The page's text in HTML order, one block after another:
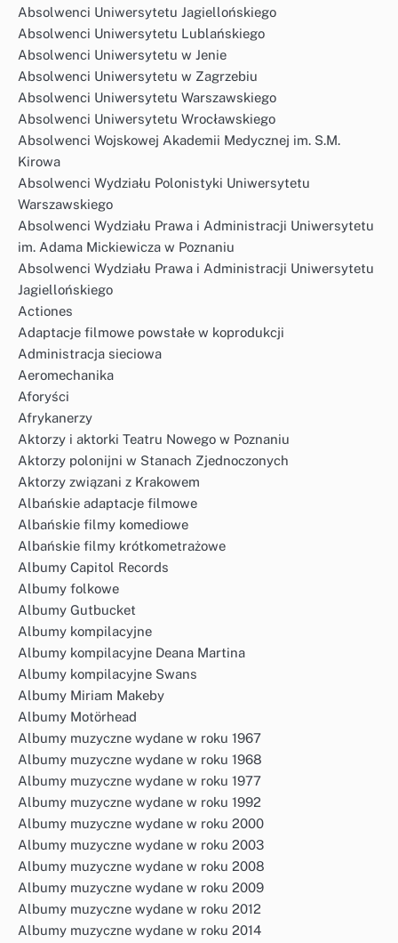
Absolwenci Uniwersytetu Jagiellońskiego
Absolwenci Uniwersytetu Lublańskiego
Absolwenci Uniwersytetu w Jenie
Absolwenci Uniwersytetu w Zagrzebiu
Absolwenci Uniwersytetu Warszawskiego
Absolwenci Uniwersytetu Wrocławskiego
Absolwenci Wojskowej Akademii Medycznej im. S.M.
Kirowa
Absolwenci Wydziału Polonistyki Uniwersytetu
Warszawskiego
Absolwenci Wydziału Prawa i Administracji Uniwersytetu
im. Adama Mickiewicza w Poznaniu
Absolwenci Wydziału Prawa i Administracji Uniwersytetu
Jagiellońskiego
Actiones
Adaptacje filmowe powstałe w koprodukcji
Administracja sieciowa
Aeromechanika
Aforyści
Afrykanerzy
Aktorzy i aktorki Teatru Nowego w Poznaniu
Aktorzy polonijni w Stanach Zjednoczonych
Aktorzy związani z Krakowem
Albańskie adaptacje filmowe
Albańskie filmy komediowe
Albańskie filmy krótkometrażowe
Albumy Capitol Records
Albumy folkowe
Albumy Gutbucket
Albumy kompilacyjne
Albumy kompilacyjne Deana Martina
Albumy kompilacyjne Swans
Albumy Miriam Makeby
Albumy Motörhead
Albumy muzyczne wydane w roku 1967
Albumy muzyczne wydane w roku 1968
Albumy muzyczne wydane w roku 1977
Albumy muzyczne wydane w roku 1992
Albumy muzyczne wydane w roku 2000
Albumy muzyczne wydane w roku 2003
Albumy muzyczne wydane w roku 2008
Albumy muzyczne wydane w roku 2009
Albumy muzyczne wydane w roku 2012
Albumy muzyczne wydane w roku 2014